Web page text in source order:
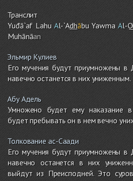
Транслит
Yuđā`af LahuAl-`Adhābu YawmaAl-
Muhānāan
Эльмир Кулиев
Его мучения будут приумножены в
навечно останется в них униженным.
Абу Адель
Умножено будет ему наказание
будет пребывать он в нем вечно
Толкование ас-Саади
Его мучения будут приумножены в
навечно останется в них
выйдут из Преисподней. Это